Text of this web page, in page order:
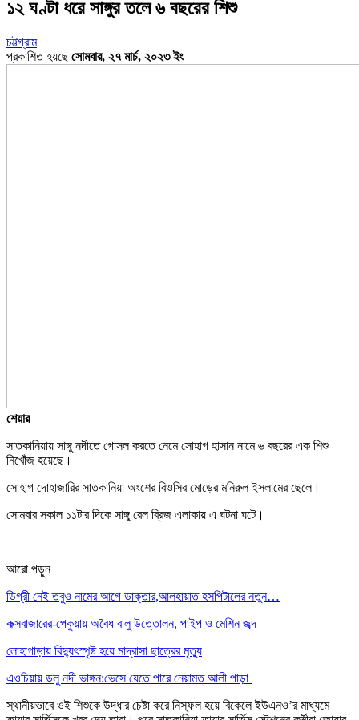
১২ ঘণ্টা ধরে সাঙ্গুর তলে ৬ বছরের শিশু
চট্টগ্রাম
প্রকাশিত হয়ছেসোমবার, ২৭ মার্চ, ২০২৩ ইং
শেয়ার
সাতকানিয়ায় সাঙ্গু নদীতে গোসল করতে নেমে সোহাগ হাসান নামে ৬ বছরের এক শিশু
নিখোঁজ হয়েছে।
সোহাগ দোহাজারির সাতকানিয়া অংশের বিওসির মোড়ের মনিরুল ইসলামের ছেলে।
সোমবার সকাল ১১টার দিকে সাঙ্গু রেল ব্রিজ এলাকায় এ ঘটনা ঘটে।
আরো পড়ুন
ডিগ্রী নেই তবুও নামের আগে ডাক্তার,আলহায়াত হসপিটালের নতুন…
কক্সবাজারের-পেকুয়ায় অবৈধ বালু উত্তোলন, পাইপ ও মেশিন জব্দ
লোহাগাড়ায় বিদ্যুৎস্পৃষ্ট হয়ে মাদ্রাসা ছাত্রের মৃত্যু
এওচিয়ায় ডলু নদী ভাঙ্গন:ভেসে যেতে পারে নেয়ামত আলী পাড়া
স্থানীয়ভাবে ওই শিশুকে উদ্ধার চেষ্টা করে নিস্ফল হয়ে বিকেলে ইউএনও’র মাধ্যমে